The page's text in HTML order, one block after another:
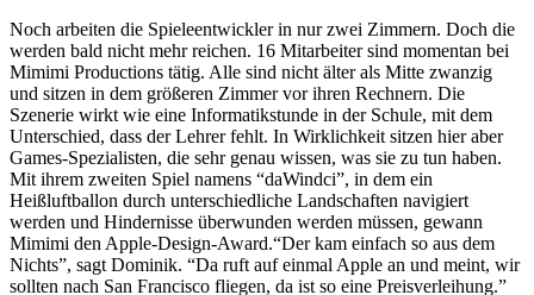
Noch arbeiten die Spieleentwickler in nur zwei Zimmern. Doch die
werden bald nicht mehr reichen. 16 Mitarbeiter sind momentan bei
Mimimi Productions tätig. Alle sind nicht älter als Mitte zwanzig
und sitzen in dem größeren Zimmer vor ihren Rechnern. Die
Szenerie wirkt wie eine Informatikstunde in der Schule, mit dem
Unterschied, dass der Lehrer fehlt. In Wirklichkeit sitzen hier aber
Games-Spezialisten, die sehr genau wissen, was sie zu tun haben.
Mit ihrem zweiten Spiel namens “daWindci”, in dem ein
Heißluftballon durch unterschiedliche Landschaften navigiert
werden und Hindernisse überwunden werden müssen, gewann
Mimimi den Apple-Design-Award.“Der kam einfach so aus dem
Nichts”, sagt Dominik. “Da ruft auf einmal Apple an und meint, wir
sollten nach San Francisco fliegen, da ist so eine Preisverleihung.”